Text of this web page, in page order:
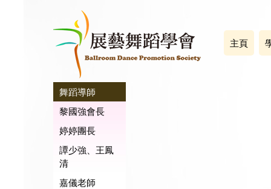
主頁
舞蹈導師
黎國強會長
婷婷團長
譚少強、王鳳
清
嘉儀老師